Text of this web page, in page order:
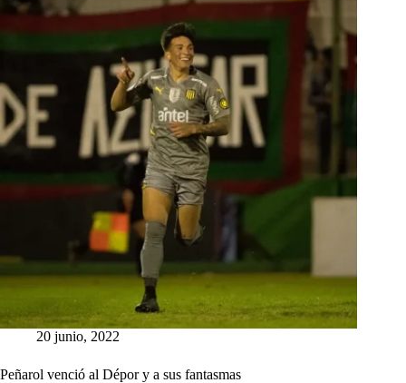
20 junio, 2022
Peñarol venció al Dépor y a sus fantasmas